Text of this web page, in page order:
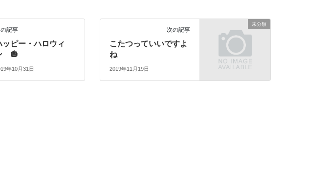
記事
ッピー・ハロウィ
🎃
年10月31日
未分類
次の記事
こたつっていいですよ
ね
2019年11月19日